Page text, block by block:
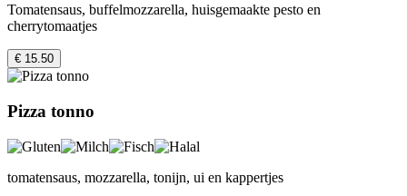
Tomatensaus, buffelmozzarella, huisgemaakte pesto en
cherrytomaatjes
€ 15.50
Pizza tonno
tomatensaus, mozzarella, tonijn, ui en kappertjes